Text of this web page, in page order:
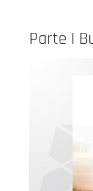
Parte |